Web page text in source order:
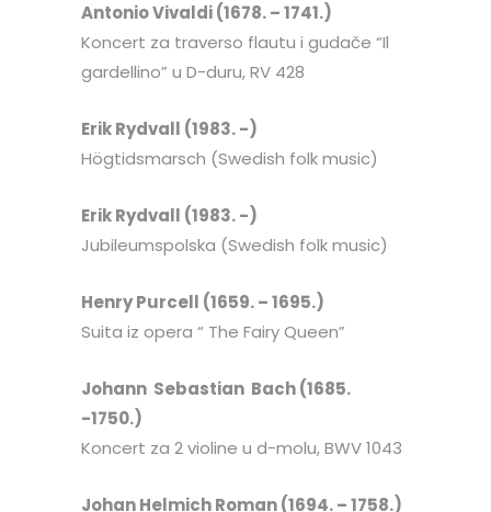
Antonio Vivaldi (1678. – 1741.)
Koncert za traverso flautu i gudače “Il
gardellino” u D-duru, RV 428
Erik Rydvall (1983. -)
Högtidsmarsch (Swedish folk music)
Erik Rydvall (1983. -)
Jubileumspolska (Swedish folk music)
Henry Purcell (1659. – 1695.)
Suita iz opera “ The Fairy Queen”
Johann Sebastian Bach (1685.
-1750.)
Koncert za 2 violine u d-molu, BWV 1043
Johan Helmich Roman (1694. – 1758.)